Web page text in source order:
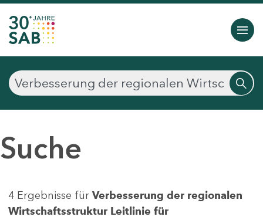
Suche
4 Ergebnisse für Verbesserung der regionalen
Wirtschaftsstruktur Leitlinie für